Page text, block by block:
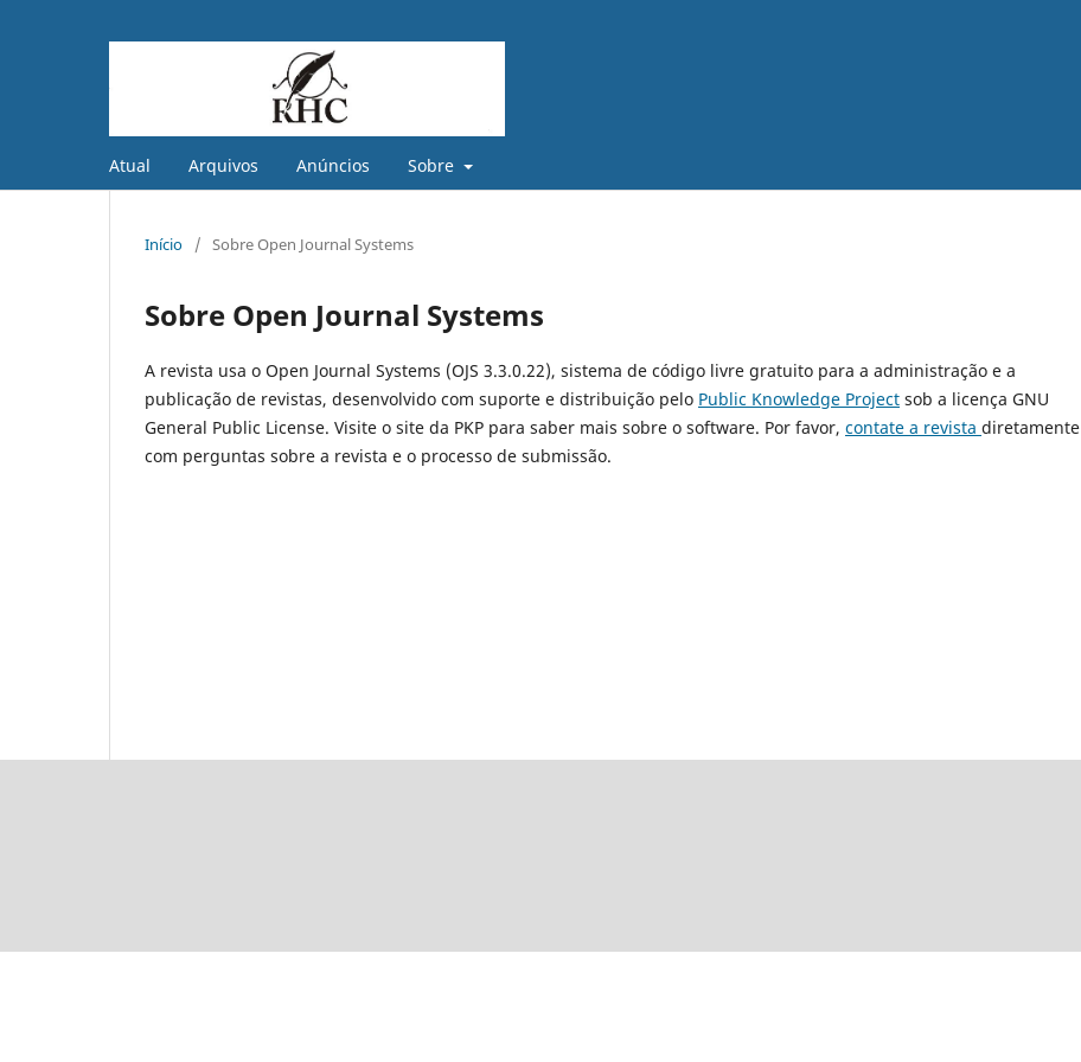
Atual Arquivos Anúncios Sobre
Início / Sobre Open Journal Systems
Sobre Open Journal Systems
A revista usa o Open Journal Systems (OJS 3.3.0.22), sistema de código livre gratuito para a administração e a
publicação de revistas, desenvolvido com suporte e distribuição pelo Public Knowledge Project sob a licença GNU
General Public License. Visite o site da PKP para saber mais sobre o software. Por favor, contate a revista diretamente
com perguntas sobre a revista e o processo de submissão.